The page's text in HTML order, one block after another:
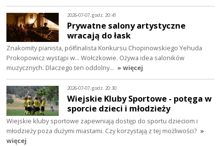
2026-07-07, godz. 20:41
Prywatne salony artystyczne
wracają do łask
Znakomity pianista, półfinalista Konkursu Chopinowskiego Yehuda
Prokopowicz wystąpi w… Wołczkowie. Ożywa idea saloników
muzycznych. Dlaczego ten oddolny… » więcej
2026-07-07, godz. 20:30
Wiejskie Kluby Sportowe - potęga w
sporcie dzieci i młodzieży
Wiejskie kluby sportowe zapewniają dostęp do sportu dzieciom i
młodzieży poza dużymi miastami. Czy korzystają z tej możliwości? »
więcej